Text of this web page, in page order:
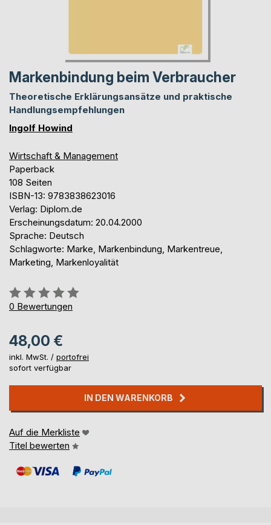
Markenbindung beim Verbraucher
Theoretische Erklärungsansätze und praktische
Handlungsempfehlungen
Ingolf Howind
Wirtschaft & Management
Paperback
108 Seiten
ISBN-13: 9783838623016
Verlag: Diplom.de
Erscheinungsdatum: 20.04.2000
Sprache: Deutsch
Schlagworte: Marke, Markenbindung, Markentreue,
Marketing, Markenloyalität
Bewertung::
0%
0 Bewertungen
48,00 €
inkl. MwSt. / portofrei
sofort verfügbar
IN DEN WARENKORB
Auf die Merkliste
Titel bewerten